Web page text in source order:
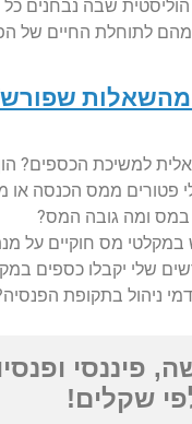
שבה נבחנים
מהם לתוחלת החיים של
מהשאלות
למשיכת הכספים?
פטורים ממס הכנסה או
ומה גובה המס?
מס חוקיים על
שלי יקבלו כספים
ניהול בתקופת
פיננסי
שקלים!